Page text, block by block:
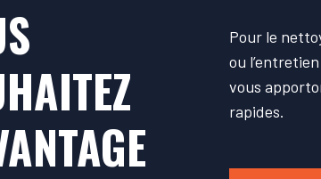
Pour le
ou
vous
rapides.